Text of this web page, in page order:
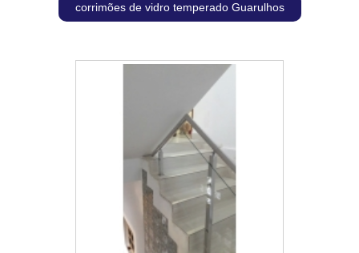
corrimões de vidro temperado Guarulhos